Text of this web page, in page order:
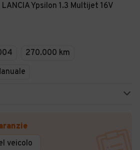
LANCIA Ypsilon 1.3 Multijet 16V
270.000 km
veicolo